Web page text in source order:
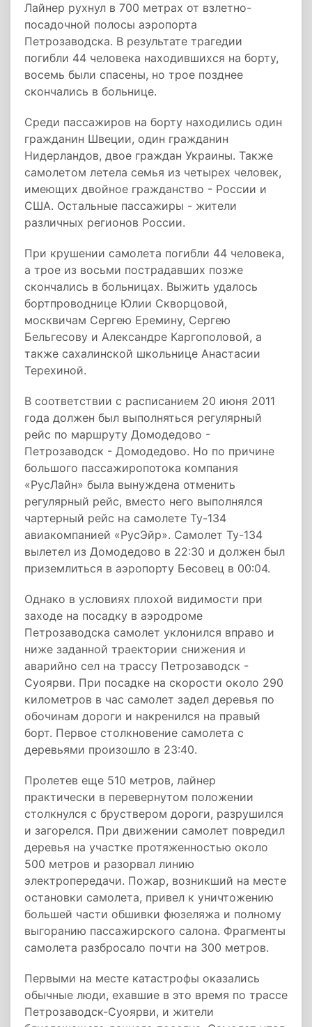
Лайнер рухнул в 700 метрах от взлетно-
посадочной полосы аэропорта
Петрозаводска. В результате трагедии
погибли 44 человека находившихся на борту,
восемь были спасены, но трое позднее
скончались в больнице.
Среди пассажиров на борту находились один
гражданин Швеции, один гражданин
Нидерландов, двое граждан Украины. Также
самолетом летела семья из четырех человек,
имеющих двойное гражданство - России и
США. Остальные пассажиры - жители
различных регионов России.
При крушении самолета погибли 44 человека,
а трое из восьми пострадавших позже
скончались в больницах. Выжить удалось
бортпроводнице Юлии Скворцовой,
москвичам Сергею Еремину, Сергею
Бельгесову и Александре Каргополовой, а
также сахалинской школьнице Анастасии
Терехиной.
В соответствии с расписанием 20 июня 2011
года должен был выполняться регулярный
рейс по маршруту Домодедово -
Петрозаводск - Домодедово. Но по причине
большого пассажиропотока компания
«РусЛайн» была вынуждена отменить
регулярный рейс, вместо него выполнялся
чартерный рейс на самолете Ту-134
авиакомпанией «РусЭйр». Самолет Ту-134
вылетел из Домодедово в 22:30 и должен был
приземлиться в аэропорту Бесовец в 00:04.
Однако в условиях плохой видимости при
заходе на посадку в аэродроме
Петрозаводска самолет уклонился вправо и
ниже заданной траектории снижения и
аварийно сел на трассу Петрозаводск -
Суоярви. При посадке на скорости около 290
километров в час самолет задел деревья по
обочинам дороги и накренился на правый
борт. Первое столкновение самолета с
деревьями произошло в 23:40.
Пролетев еще 510 метров, лайнер
практически в перевернутом положении
столкнулся с бруствером дороги, разрушился
и загорелся. При движении самолет повредил
деревья на участке протяженностью около
500 метров и разорвал линию
электропередачи. Пожар, возникший на месте
остановки самолета, привел к уничтожению
большей части обшивки фюзеляжа и полному
выгоранию пассажирского салона. Фрагменты
самолета разбросало почти на 300 метров.
Первыми на месте катастрофы оказались
обычные люди, ехавшие в это время по трассе
Петрозаводск-Суоярви, и жители